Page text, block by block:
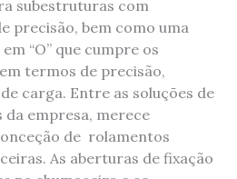
subestruturas com
precisão, bem como uma
“O” que cumpre os
termos de precisão,
carga. Entre as soluções de
empresa, merece
de rolamentos
As aberturas de fixação